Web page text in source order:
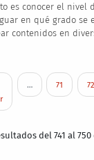
es conocer el nivel
en qué grado se
contenidos en
… Page
71 72
del 741 al 750